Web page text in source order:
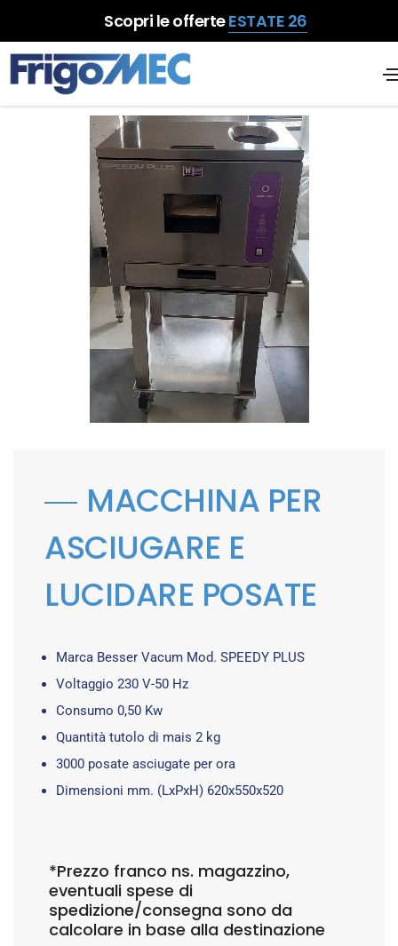
Scopri le offerteESTATE 26
MACCHINA PER
ASCIUGARE E
LUCIDARE POSATE
Marca Besser Vacum Mod. SPEEDY PLUS
Voltaggio 230 V-50 Hz
Consumo 0,50 Kw
Quantità tutolo di mais 2 kg
3000 posate asciugate per ora
Dimensioni mm. (LxPxH) 620x550x520
*Prezzo franco ns. magazzino,
eventuali spese di
spedizione/consegna sono da
calcolare in base alla destinazione